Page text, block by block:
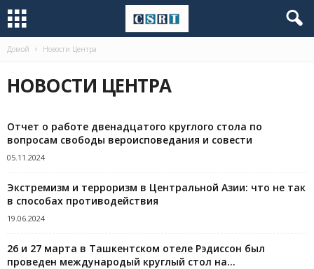
Домой Новости Центра
НОВОСТИ ЦЕНТРА
Отчет о работе двенадцатого круглого стола по
вопросам свободы вероисповедания и совести
05.11.2024
Экстремизм и терроризм в Центральной Азии: что не так
в способах противодействия
19.06.2024
26 и 27 марта в Ташкентском отеле Рэдиссон был
проведен международый круглый стол на...